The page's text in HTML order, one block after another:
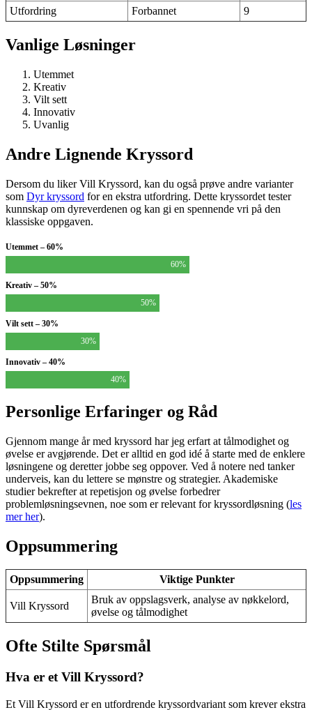
Utfordring
Forbannet 9
Vanlige Løsninger
Utemmet
Kreativ
Vilt sett
Innovativ
Uvanlig
Andre Lignende Kryssord
Dersom du liker Vill Kryssord, kan du også prøve andre varianter
som Dyr kryssord for en ekstra utfordring. Dette kryssordet tester
kunnskap om dyreverdenen og kan gi en spennende vri på den
klassiske oppgaven.
Utemmet – 60%
60%
Kreativ – 50%
50%
Vilt sett – 30%
30%
Innovativ – 40%
40%
Personlige Erfaringer og Råd
Gjennom mange år med kryssord har jeg erfart at tålmodighet og
øvelse er avgjørende. Det er alltid en god idé å starte med de enklere
løsningene og deretter jobbe seg oppover. Ved å notere ned tanker
underveis, kan du lettere se mønstre og strategier. Akademiske
studier bekrefter at repetisjon og øvelse forbedrer
problemløsningsevnen, noe som er relevant for kryssordløsning (les
mer her).
Oppsummering
Oppsummering Viktige Punkter
Vill Kryssord
Bruk av oppslagsverk, analyse av nøkkelord,
øvelse og tålmodighet
Ofte Stilte Spørsmål
Hva er et Vill Kryssord?
Et Vill Kryssord er en utfordrende kryssordvariant som krever ekstra